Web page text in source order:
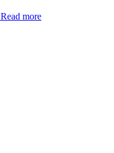
Read more